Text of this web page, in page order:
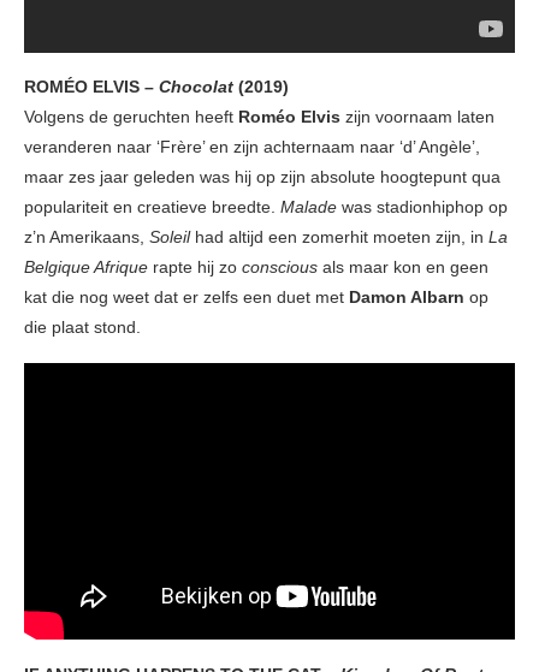
ROMÉO ELVIS – Chocolat (2019)
Volgens de geruchten heeft Roméo Elvis zijn voornaam laten
veranderen naar ‘Frère’ en zijn achternaam naar ‘d’ Angèle’,
maar zes jaar geleden was hij op zijn absolute hoogtepunt qua
populariteit en creatieve breedte. Malade was stadionhiphop op
z’n Amerikaans, Soleil had altijd een zomerhit moeten zijn, in La
Belgique Afrique rapte hij zo conscious als maar kon en geen
kat die nog weet dat er zelfs een duet met Damon Albarn op
die plaat stond.